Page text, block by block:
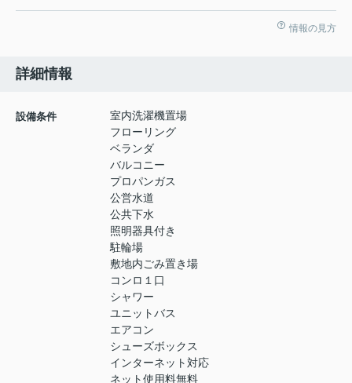
情報の見方
詳細情報
設備条件
室内洗濯機置場
フローリング
ベランダ
バルコニー
プロパンガス
公営水道
公共下水
照明器具付き
駐輪場
敷地内ごみ置き場
コンロ１口
シャワー
ユニットバス
エアコン
シューズボックス
インターネット対応
ネット使用料無料